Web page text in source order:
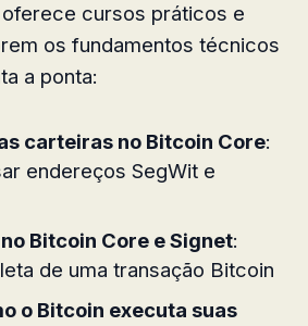
cursos práticos e
os fundamentos técnicos
a ponta:
carteiras no Bitcoin Core:
endereços SegWit e
Bitcoin Core e Signet:
de uma transação Bitcoin
o Bitcoin executa suas